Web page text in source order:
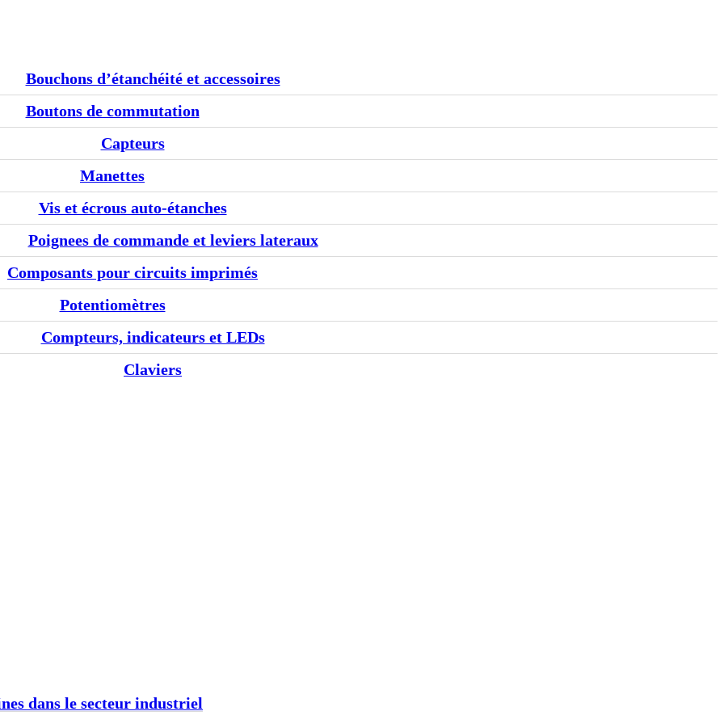
Bouchons d’étanchéité et accessoires
Boutons de commutation
Capteurs
Manettes
Vis et écrous auto-étanches
Poignees de commande et leviers lateraux
Composants pour circuits imprimés
Potentiomètres
Compteurs, indicateurs et LEDs
Claviers
dans le secteur industriel